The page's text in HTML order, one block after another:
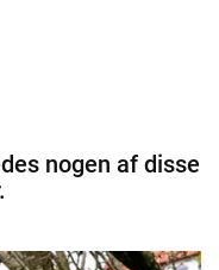
nogen af disse